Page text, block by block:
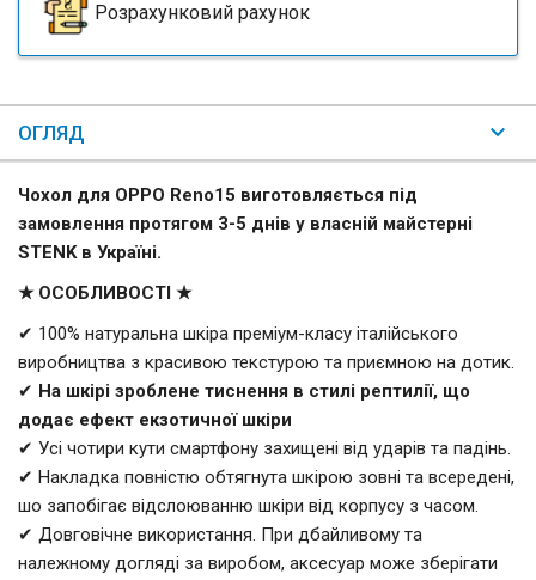
Розрахунковий рахунок
ОГЛЯД
Чохол для OPPO Reno15 виготовляється під
замовлення протягом 3-5 днів у власній майстерні
STENK в Україні.
★ ОСОБЛИВОСТІ ★
✔ 100% натуральна шкіра преміум-класу італійського
виробництва з красивою текстурою та приємною на дотик.
✔ На шкірі зроблене тиснення в стилі рептилії, що
додає ефект екзотичної шкіри
✔ Усі чотири кути смартфону захищені від ударів та падінь.
✔ Накладка повністю обтягнута шкірою зовні та всередені,
шо запобігає відслоюванню шкіри від корпусу з часом.
✔ Довговічне використання. При дбайливому та
належному догляді за виробом, аксесуар може зберігати